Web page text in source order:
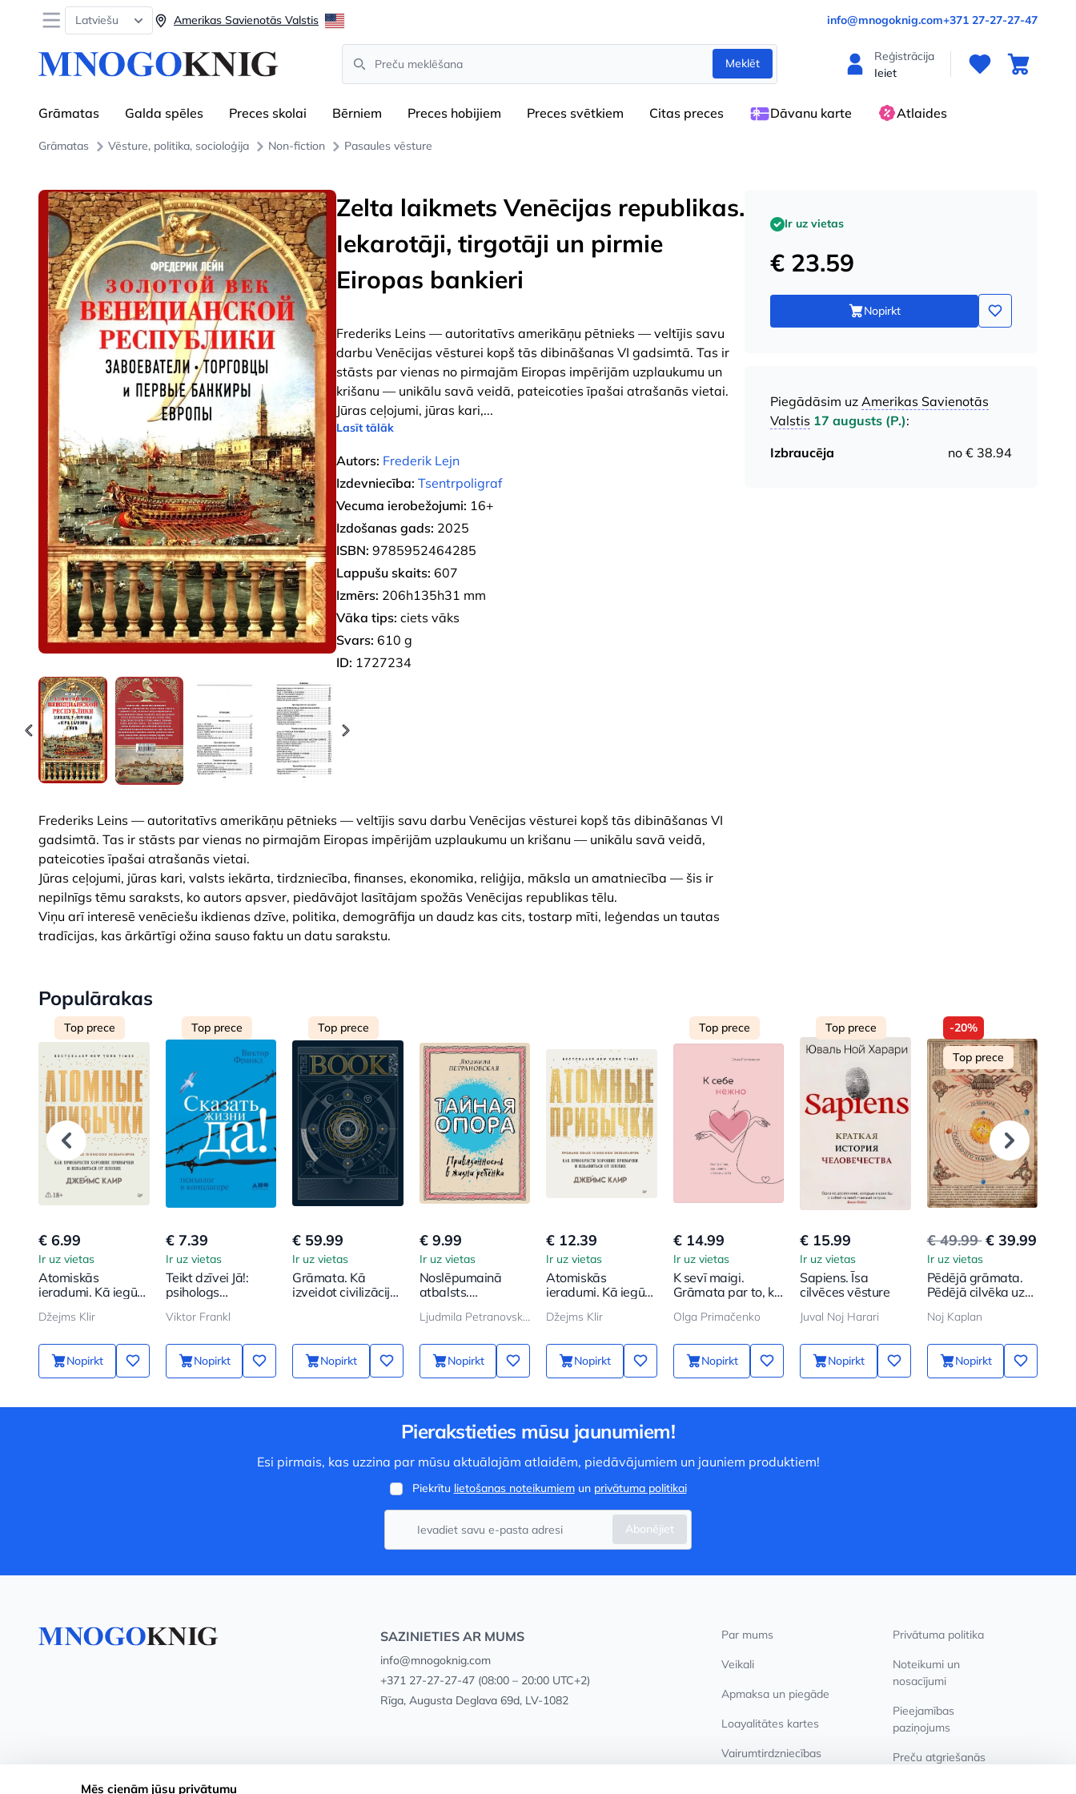
Open menu
Latviešu Amerikas Savienotās Valstis info@mnogoknig.com+371 27-27-27-47
Search
Meklēt
Reģistrācija
Ieiet
Grāmatas Galda spēles Preces skolai Bērniem Preces hobijiem Preces svētkiem Сitas preces Dāvanu karte Atlaides
Grāmatas Vēsture, politika, socioloģija Non-fiction Pasaules vēsture
Zelta laikmets Venēcijas republikas.
Iekarotāji, tirgotāji un pirmie
Eiropas bankieri
Frederiks Leins — autoritatīvs amerikāņu pētnieks — veltījis savu
darbu Venēcijas vēsturei kopš tās dibināšanas VI gadsimtā. Tas ir
stāsts par vienas no pirmajām Eiropas impērijām uzplaukumu un
krišanu — unikālu savā veidā, pateicoties īpašai atrašanās vietai.
Jūras ceļojumi, jūras kari,...
Lasīt tālāk
Autors: Frederik Lejn
Izdevniecība: Tsentrpoligraf
Vecuma ierobežojumi: 16+
Izdošanas gads: 2025
ISBN: 9785952464285
Lappušu skaits: 607
Izmērs: 206h135h31 mm
Vāka tips: ciets vāks
Svars: 610 g
ID: 1727234
Frederiks Leins — autoritatīvs amerikāņu pētnieks — veltījis savu darbu Venēcijas vēsturei kopš tās dibināšanas VI
gadsimtā. Tas ir stāsts par vienas no pirmajām Eiropas impērijām uzplaukumu un krišanu — unikālu savā veidā,
pateicoties īpašai atrašanās vietai.
Jūras ceļojumi, jūras kari, valsts iekārta, tirdzniecība, finanses, ekonomika, reliģija, māksla un amatniecība — šis ir
nepilnīgs tēmu saraksts, ko autors apsver, piedāvājot lasītājam spožās Venēcijas republikas tēlu.
Viņu arī interesē venēciešu ikdienas dzīve, politika, demogrāfija un daudz kas cits, tostarp mīti, leģendas un tautas
tradīcijas, kas ārkārtīgi ožina sauso faktu un datu sarakstu.
Ir uz vietas
€ 23.59
Nopirkt
Piegādāsim uz Amerikas Savienotās
Valstis 17 augusts (P.):
Izbraucēja
no € 38.94
Populārakas
Top prece
€ 6.99
Ir uz vietas
Atomiskās
ieradumi. Kā iegūt
un atbrīvoties no
Džejms Klir
Nopirkt
Top prece
€ 7.39
Ir uz vietas
Teikt dzīvei Jā!:
psihologs
nometnē
Viktor Frankl
Nopirkt
Top prece
€ 59.99
Ir uz vietas
Grāmata. Kā
izveidot civilizāciju
Nopirkt
€ 9.99
Ir uz vietas
Noslēpumainā
atbalsts.
bērna dzīvē
Ljudmila Petranovskaja
Nopirkt
€ 12.39
Ir uz vietas
Atomiskās
ieradumi. Kā iegūt
Džejms Klir
Nopirkt
Top prece
€ 14.99
Ir uz vietas
K sevī maigi.
Grāmata par to, kā
sevi
Olga Primačenko
Nopirkt
Top prece
€ 15.99
Ir uz vietas
Sapiens. Īsa
cilvēces vēsture
Juval Noj Harari
Nopirkt
-20%
Top prece
€ 49.99€ 39.99
Ir uz vietas
Pēdējā grāmata.
Pēdējā cilvēka uz
dienasgrāmata
Noj Kaplan
Nopirkt
Pierakstieties mūsu jaunumiem!
Esi pirmais, kas uzzina par mūsu aktuālajām atlaidēm, piedāvājumiem un jauniem produktiem!
Piekrītu lietošanas noteikumiemun privātuma politikai
Abonējiet
SAZINIETIES AR MUMS
info@mnogoknig.com
+371 27-27-27-47(08:00 – 20:00 UTC+2)
Rīga, Augusta Deglava 69d, LV-1082
Par mums
Veikali
Apmaksa un piegāde
Loayalitātes kartes
Vairumtirdzniecības
Privātuma politika
Noteikumi un
nosacījumi
Pieejamības
paziņojums
Preču atgriešanās
Mēs cienām jūsu privātumu